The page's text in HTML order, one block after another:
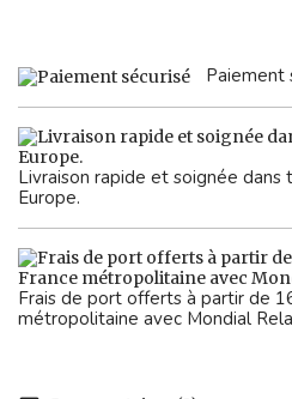
Paiement
Livraison rapide et soignée dans
Europe.
Frais de port offerts à partir de
métropolitaine avec Mondial